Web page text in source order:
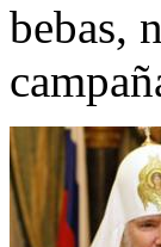
bebas,